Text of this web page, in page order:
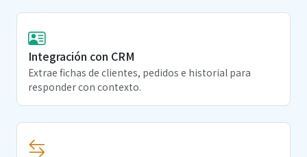
Integración con CRM
Extrae fichas de clientes, pedidos e historial para
responder con contexto.